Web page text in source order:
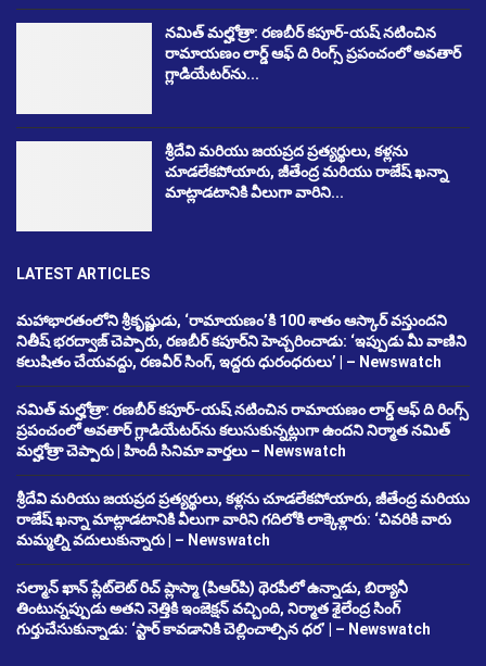
నమిత్ మల్హోత్రా: రణబీర్ కపూర్-యష్ నటించిన
రామాయణం లార్డ్ ఆఫ్ ది రింగ్స్ ప్రపంచంలో అవతార్
గ్లాడియేటర్‌ను...
శ్రీదేవి మరియు జయప్రద ప్రత్యర్థులు, కళ్లను
చూడలేకపోయారు, జీతేంద్ర మరియు రాజేష్ ఖన్నా
మాట్లాడటానికి వీలుగా వారిని...
LATEST ARTICLES
మహాభారతంలోని శ్రీకృష్ణుడు, ‘రామాయణం’కి 100 శాతం ఆస్కార్ వస్తుందని
నితీష్ భరద్వాజ్ చెప్పారు, రణబీర్ కపూర్‌ని హెచ్చరించాడు: ‘ఇప్పుడు మీ వాణిని
కలుషితం చేయవద్దు, రణవీర్ సింగ్, ఇద్దరు ధురంధరులు’ | – Newswatch
నమిత్ మల్హోత్రా: రణబీర్ కపూర్-యష్ నటించిన రామాయణం లార్డ్ ఆఫ్ ది రింగ్స్
ప్రపంచంలో అవతార్ గ్లాడియేటర్‌ను కలుసుకున్నట్లుగా ఉందని నిర్మాత నమిత్
మల్హోత్రా చెప్పారు | హిందీ సినిమా వార్తలు – Newswatch
శ్రీదేవి మరియు జయప్రద ప్రత్యర్థులు, కళ్లను చూడలేకపోయారు, జీతేంద్ర మరియు
రాజేష్ ఖన్నా మాట్లాడటానికి వీలుగా వారిని గదిలోకి లాక్కెళ్లారు: ‘చివరికి వారు
మమ్మల్ని వదులుకున్నారు | – Newswatch
సల్మాన్ ఖాన్ ప్లేట్‌లెట్ రిచ్ ప్లాస్మా (పిఆర్‌పి) థెరపీలో ఉన్నాడు, బిర్యానీ
తింటున్నప్పుడు అతని నెత్తికి ఇంజెక్షన్ వచ్చింది, నిర్మాత శైలేంద్ర సింగ్
గుర్తుచేసుకున్నాడు: ‘స్టార్ కావడానికి చెల్లించాల్సిన ధర’ | – Newswatch